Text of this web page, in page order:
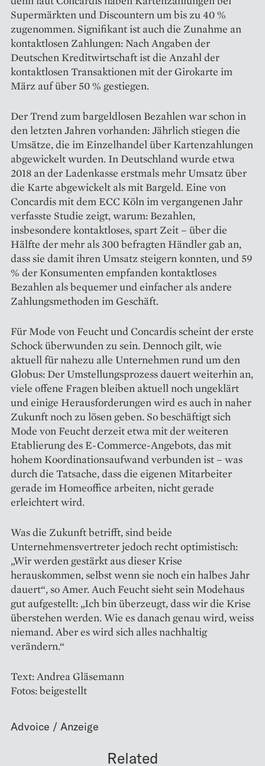
Supermärkten und Discountern um bis zu 40 %
zugenommen. Signifikant ist auch die Zunahme an
kontaktlosen Zahlungen: Nach Angaben der
Deutschen Kreditwirtschaft ist die Anzahl der
kontaktlosen Transaktionen mit der Girokarte im
März auf über 50 % gestiegen.
Der Trend zum bargeldlosen Bezahlen war schon in
den letzten Jahren vorhanden: Jährlich stiegen die
Umsätze, die im Einzelhandel über Kartenzahlungen
abgewickelt wurden. In Deutschland wurde etwa
2018 an der Ladenkasse erstmals mehr Umsatz über
die Karte abgewickelt als mit Bargeld. Eine von
Concardis mit dem ECC Köln im vergangenen Jahr
verfasste Studie zeigt, warum: Bezahlen,
insbesondere kontaktloses, spart Zeit – über die
Hälfte der mehr als 300 befragten Händler gab an,
dass sie damit ihren Umsatz steigern konnten, und 59
% der Konsumenten empfanden kontaktloses
Bezahlen als bequemer und einfacher als andere
Zahlungsmethoden im Geschäft.
Für Mode von Feucht und Concardis scheint der erste
Schock überwunden zu sein. Dennoch gilt, wie
aktuell für nahezu alle Unternehmen rund um den
Globus: Der Umstellungsprozess dauert weiterhin an,
viele offene Fragen bleiben aktuell noch ungeklärt
und einige Herausforderungen wird es auch in naher
Zukunft noch zu lösen geben. So beschäftigt sich
Mode von Feucht derzeit etwa mit der weiteren
Etablierung des E-Commerce-Angebots, das mit
hohem Koordinationsaufwand verbunden ist – was
durch die Tatsache, dass die eigenen Mitarbeiter
gerade im Homeoffice arbeiten, nicht gerade
erleichtert wird.
Was die Zukunft betrifft, sind beide
Unternehmensvertreter jedoch recht optimistisch:
„Wir werden gestärkt aus dieser Krise
herauskommen, selbst wenn sie noch ein halbes Jahr
dauert“, so Amer. Auch Feucht sieht sein Modehaus
gut aufgestellt: „Ich bin überzeugt, dass wir die Krise
überstehen werden. Wie es danach genau wird, weiss
niemand. Aber es wird sich alles nachhaltig
verändern.“
Text: Andrea Gläsemann
Fotos: beigestellt
Related